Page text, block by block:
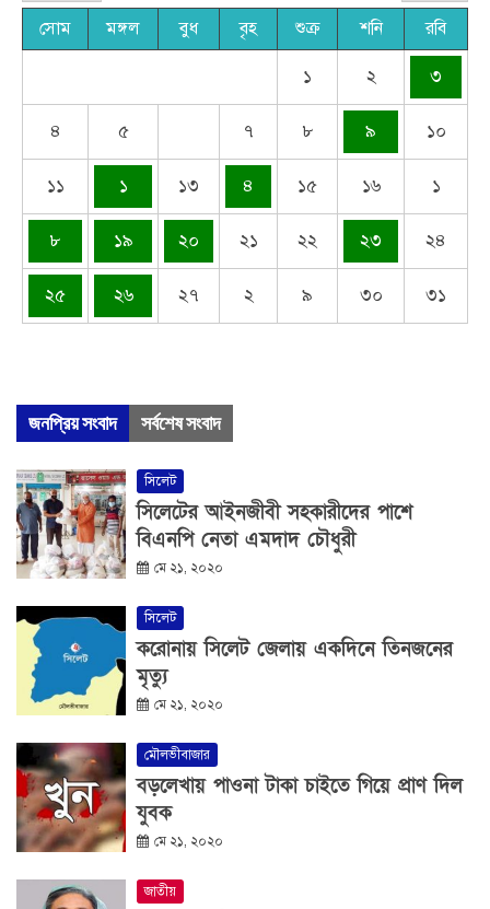
সোম মঙ্গল বুধ বৃহ শুক্র শনি রবি
১ ২ ৩
৪ ৫ ৭ ৮ ৯ ১০
১১ ১ ১৩ ৪ ১৫ ১৬ ১
৮ ১৯ ২০ ২১ ২২ ২৩ ২৪
২৫ ২৬ ২৭ ২ ৯ ৩০ ৩১
জনপ্রিয় সংবাদ সর্বশেষ সংবাদ
সিলেট
সিলেটের আইনজীবী সহকারীদের পাশে
বিএনপি নেতা এমদাদ চৌধুরী
মে ২১, ২০২০
সিলেট
করোনায় সিলেট জেলায় একদিনে তিনজনের
মৃত্যু
মে ২১, ২০২০
মৌলভীবাজার
বড়লেখায় পাওনা টাকা চাইতে গিয়ে প্রাণ দিল
যুবক
মে ২১, ২০২০
জাতীয়